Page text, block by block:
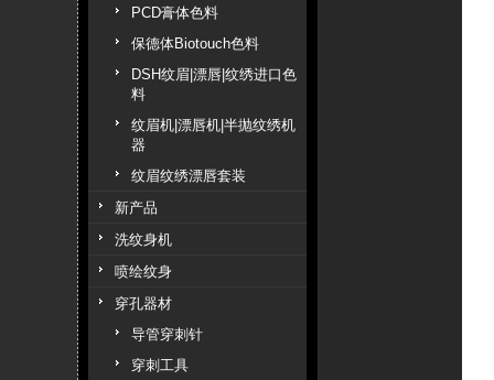
PCD膏体色料
保德体Biotouch色料
DSH纹眉|漂唇|纹绣进口色
料
纹眉机|漂唇机|半抛纹绣机
器
纹眉纹绣漂唇套装
新产品
洗纹身机
喷绘纹身
穿孔器材
导管穿刺针
穿刺工具